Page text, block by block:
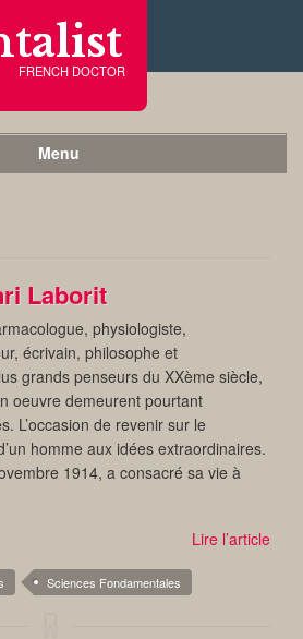
FRENCH DOCTOR
Menu
Laborit
physiologiste,
écrivain, philosophe et
grands penseurs du XXème siècle,
oeuvre demeurent pourtant
L’occasion de revenir sur le
homme aux idées extraordinaires.
1914, a consacré sa vie à
Lire l’article
Sciences Fondamentales